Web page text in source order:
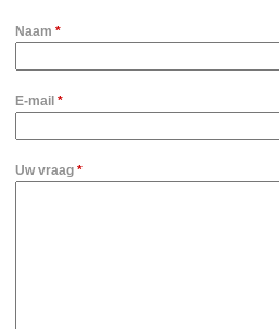
Naam *
E-mail *
Uw vraag *